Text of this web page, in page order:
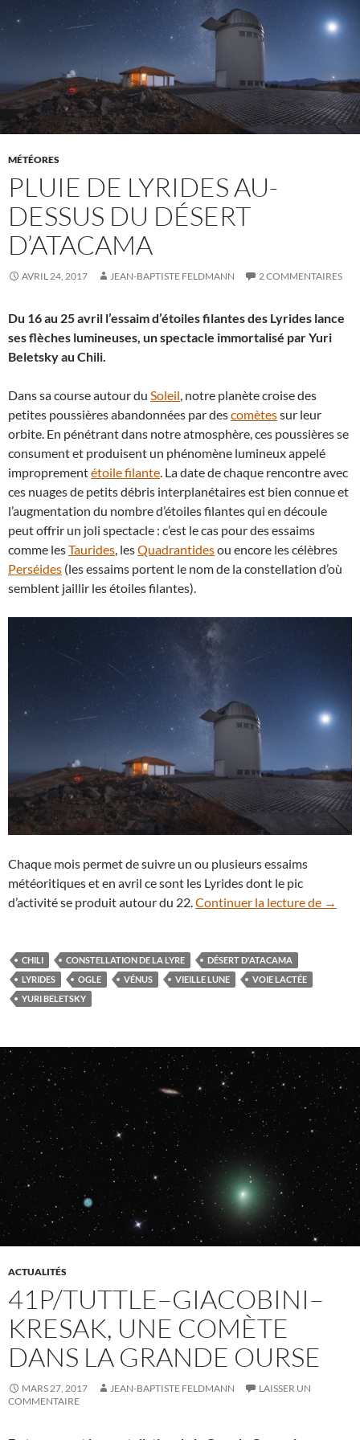
MÉTÉORES
PLUIE DE LYRIDES AU-
DESSUS DU DÉSERT
D’ATACAMA
AVRIL 24, 2017 JEAN-BAPTISTE FELDMANN 2 COMMENTAIRES
Du 16 au 25 avril l’essaim d’étoiles filantes des Lyrides lance
ses flèches lumineuses, un spectacle immortalisé par Yuri
Beletsky au Chili.
Dans sa course autour du Soleil, notre planète croise des
petites poussières abandonnées par descomètessur leur
orbite. En pénétrant dans notre atmosphère, ces poussières se
consument et produisent un phénomène lumineux appelé
improprementétoile filante. La date de chaque rencontre avec
ces nuages de petits débris interplanétaires est bien connue et
l’augmentation du nombre d’étoiles filantes qui en découle
peut offrir un joli spectacle : c’est le cas pour des essaims
comme lesTaurides, lesQuadrantidesou encore les célèbres
Perséides (les essaims portent le nom de la constellation d’où
semblent jaillir les étoiles filantes).
Chaque mois permet de suivre un ou plusieurs essaims
météoritiques et en avril ce sont les Lyrides dont le pic
d’activité se produit autour du 22.Continuer la lecture de Pluie
→
CHILI CONSTELLATION DE LA LYRE
DÉSERT D'ATACAMA
LYRIDES
OGLE VÉNUS VIEILLE LUNE
VOIE LACTÉE
YURI BELETSKY
ACTUALITÉS
41P/TUTTLE–GIACOBINI–
KRESAK, UNE COMÈTE
DANS LA GRANDE OURSE
MARS 27, 2017 JEAN-BAPTISTE FELDMANN
LAISSER UN
COMMENTAIRE